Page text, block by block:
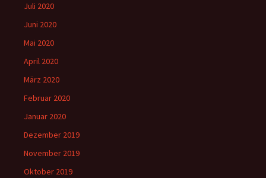
Juli 2020
Juni 2020
Mai 2020
April 2020
März 2020
Februar 2020
Januar 2020
Dezember 2019
November 2019
Oktober 2019